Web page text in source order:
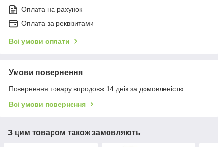
Оплата на рахунок
Оплата за реквізитами
Всі умови оплати
Умови повернення
Повернення товару впродовж 14 днів за домовленістю
Всі умови повернення
З цим товаром також замовляють